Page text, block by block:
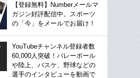
【登録無料】Numberメールマ
ガジン好評配信中。スポーツ
の「今」をメールでお届け！
YouTubeチャンネル登録者数
60,000人突破！バレーボール
や陸上、バスケ、野球などの
選手のインタビューを動画で